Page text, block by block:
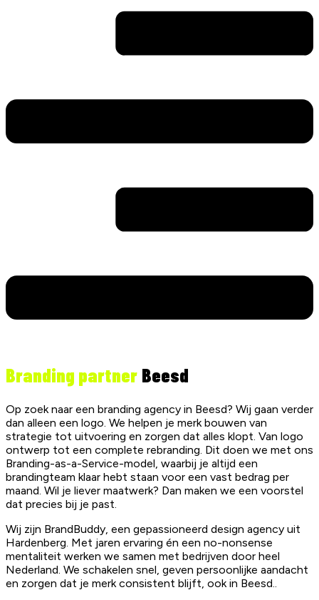
Branding partner Beesd
Op zoek naar een branding agency in Beesd? Wij gaan verder
dan alleen een logo. We helpen je merk bouwen van
strategie tot uitvoering en zorgen dat alles klopt. Van logo
ontwerp tot een complete rebranding. Dit doen we met ons
Branding-as-a-Service-model, waarbij je altijd een
brandingteam klaar hebt staan voor een vast bedrag per
maand. Wil je liever maatwerk? Dan maken we een voorstel
dat precies bij je past.
Wij zijn BrandBuddy, een gepassioneerd design agency uit
Hardenberg. Met jaren ervaring én een no-nonsense
mentaliteit werken we samen met bedrijven door heel
Nederland. We schakelen snel, geven persoonlijke aandacht
en zorgen dat je merk consistent blijft, ook in Beesd..